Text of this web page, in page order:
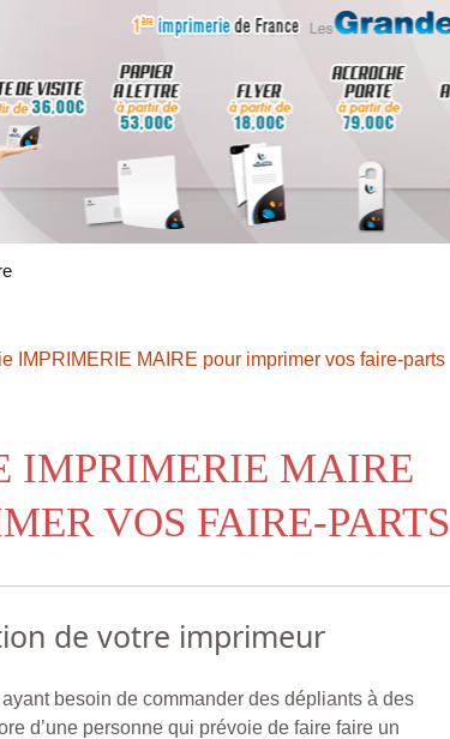
IMPRIMERIE MAIRE pour imprimer vos faire-parts
IMPRIMERIE MAIRE
VOS FAIRE-PARTS
de votre imprimeur
ayant besoin de commander des dépliants à des
d’une personne qui prévoie de faire faire un